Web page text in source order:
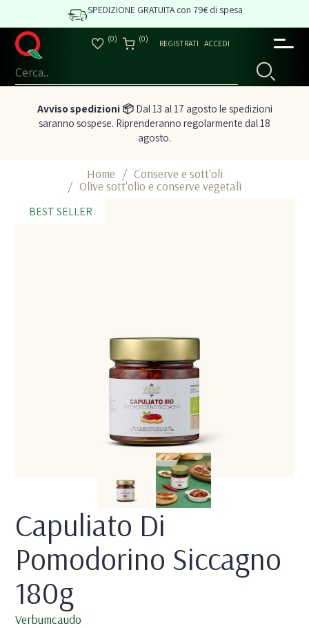
SPEDIZIONE GRATUITA con 79€ di spesa
(0) (0) REGISTRATI ACCEDI
Avviso spedizioni 📦Dal 13 al 17 agosto le spedizioni
saranno sospese. Riprenderanno regolarmente dal 18
agosto.
Home / Conserve e sott'oli
/ Olive sott'olio e conserve vegetali
BEST SELLER
Capuliato Di
Pomodorino Siccagno
180g
Verbumcaudo